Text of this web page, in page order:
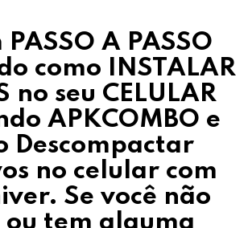
PASSO A PASSO
como INSTALAR
no seu CELULAR
APKCOMBO e
Descompactar
no celular com
Se você não
ou tem alguma